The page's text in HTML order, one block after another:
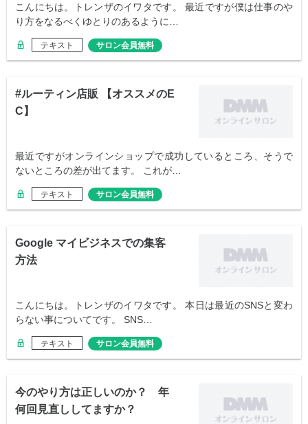
こんにちは。トレンザのイワタです。 最近ですが僕は仕事のや
り方をなるべくゆとりのあるように…
テキスト サロン会員無料
#ルーティン店販 【オススメのE
C】
最近ですがオンラインショップで成功しているところ、そうで
ないところの差が出てます。 これが…
テキスト サロン会員無料
Google マイビジネスでの集客
方法
こんにちは。トレンザのイワタです。 本日は最近のSNSと変わ
らない事についてです。 SNS…
テキスト サロン会員無料
今のやり方は正しいのか？ 年
何回見直ししてますか？